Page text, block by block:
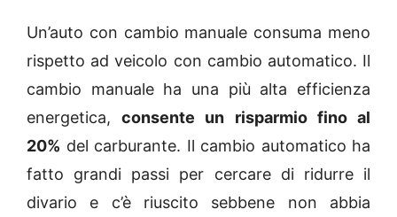
Un’auto con cambio manuale consuma meno
rispetto ad veicolo con cambio automatico. Il
cambio manuale ha una più alta efficienza
energetica,consente un risparmio fino al
20% del carburante. Il cambio automatico ha
fatto grandi passi per cercare di ridurre il
divario e c’è riuscito sebbene non abbia